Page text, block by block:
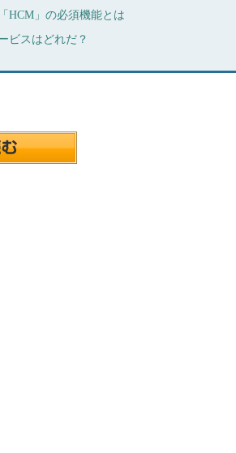
HCM」の必須機能とは
ビスはどれだ？